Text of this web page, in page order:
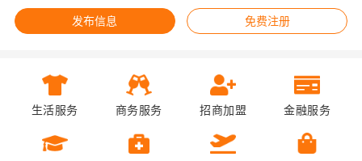
发布信息 免费注册
生活服务 商务服务 招商加盟 金融服务